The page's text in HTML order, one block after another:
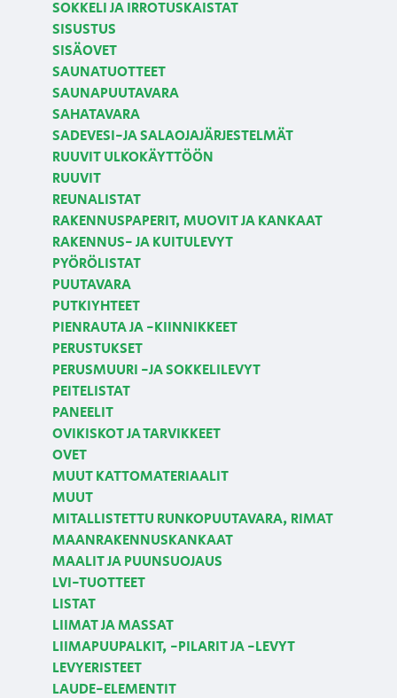
SOKKELI JA IRROTUSKAISTAT
SISUSTUS
SISÄOVET
SAUNATUOTTEET
SAUNAPUUTAVARA
SAHATAVARA
SADEVESI-JA SALAOJAJÄRJESTELMÄT
RUUVIT ULKOKÄYTTÖÖN
RUUVIT
REUNALISTAT
RAKENNUSPAPERIT, MUOVIT JA KANKAAT
RAKENNUS- JA KUITULEVYT
PYÖRÖLISTAT
PUUTAVARA
PUTKIYHTEET
PIENRAUTA JA -KIINNIKKEET
PERUSTUKSET
PERUSMUURI -JA SOKKELILEVYT
PEITELISTAT
PANEELIT
OVIKISKOT JA TARVIKKEET
OVET
MUUT KATTOMATERIAALIT
MUUT
MITALLISTETTU RUNKOPUUTAVARA, RIMAT
MAANRAKENNUSKANKAAT
MAALIT JA PUUNSUOJAUS
LVI-TUOTTEET
LISTAT
LIIMAT JA MASSAT
LIIMAPUUPALKIT, -PILARIT JA -LEVYT
LEVYERISTEET
LAUDE-ELEMENTIT